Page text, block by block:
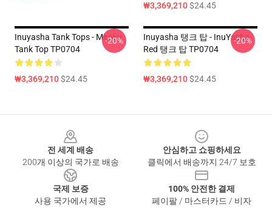
₩3,369,210$24.45
Inuyasha Tank Tops - Miroku
Tank Top TP0704
₩3,369,210$24.45
-20%
Inuyasha 탱크 탑 - InuYasha-
Red 탱크 탑 TP0704
₩3,369,210$24.45
-20%
전 세계 배송
200개 이상의 국가로 배송
안심하고 쇼핑하세요
클릭에서 배송까지 24/7 보호
국제 보증
사용 국가에서 제공
100% 안전한 결제
페이팔 / 마스터카드 / 비자